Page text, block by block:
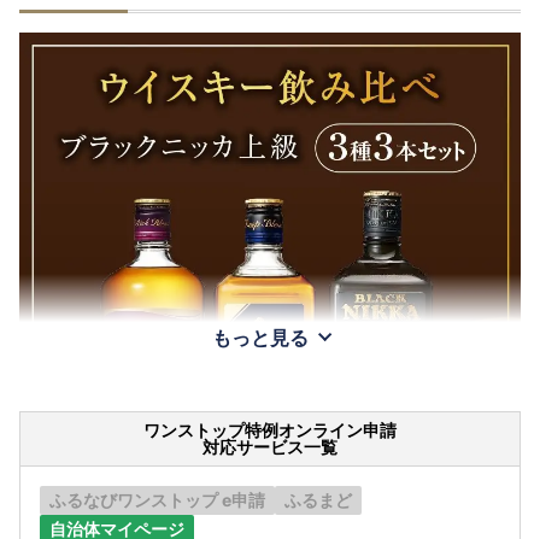
もっと見る
ワンストップ特例オンライン申請
対応サービス一覧
ふるなびワンストップ e申請
ふるまど
自治体マイページ